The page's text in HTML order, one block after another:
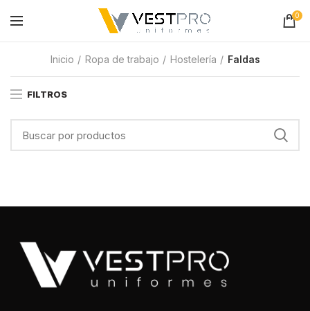
0
Inicio Ropa de trabajo Hostelería Faldas
FILTROS